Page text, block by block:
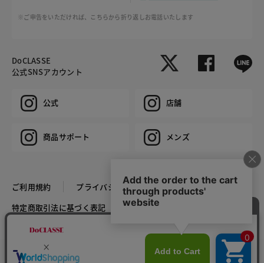
カラー・サイズを選択する
※ご申告をいただければ、こちらから折り返しお電話いたします
DoCLASSE
公式SNSアカウント
公式 店舗
商品サポート メンズ
ご利用規約
プライバシーポリシー
特定商取引法に基づく表記
推奨環境
COPYRIGHT © DoCLASSE ALL RIGHTS RESERVED.